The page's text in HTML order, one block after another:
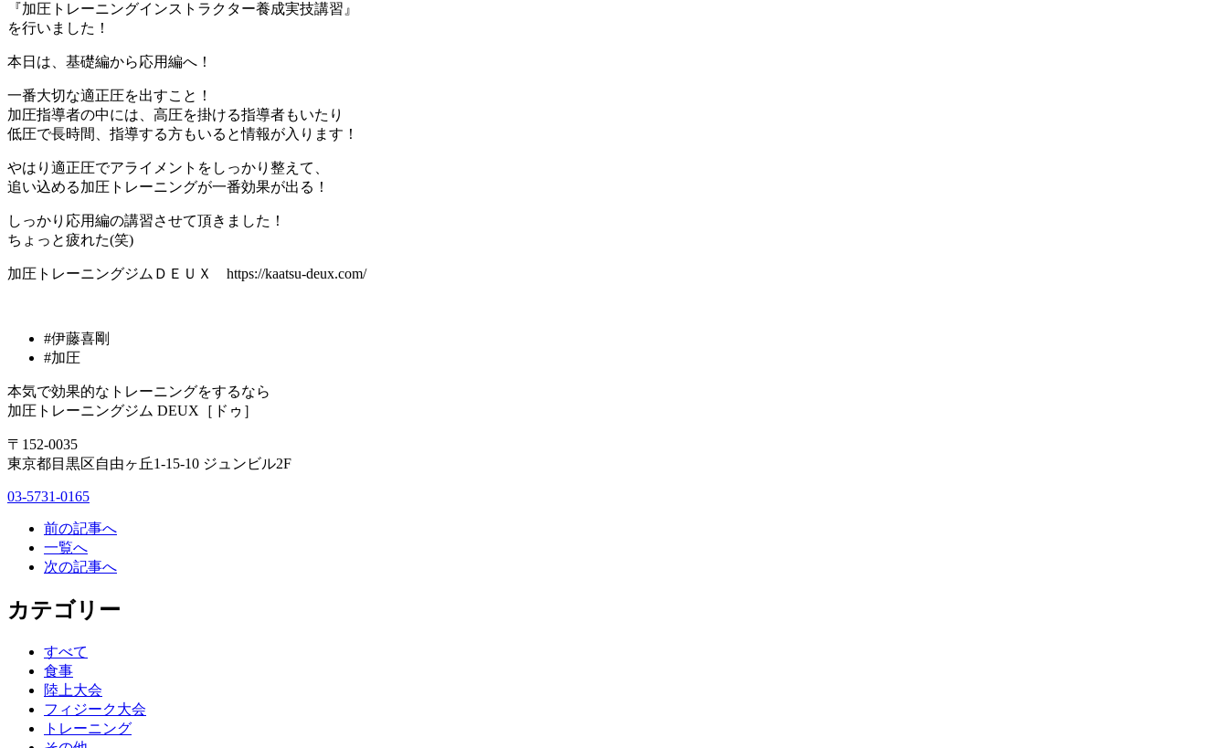
『加圧トレーニングインストラクター養成実技講習』
を行いました！
本日は、基礎編から応用編へ！
一番大切な適正圧を出すこと！
加圧指導者の中には、高圧を掛ける指導者もいたり
低圧で長時間、指導する方もいると情報が入ります！
やはり適正圧でアライメントをしっかり整えて、
追い込める加圧トレーニングが一番効果が出る！
しっかり応用編の講習させて頂きました！
ちょっと疲れた(笑)
加圧トレーニングジムＤＥＵＸ https://kaatsu-deux.com/
#伊藤喜剛
#加圧
本気で効果的なトレーニングをするなら
加圧トレーニングジム DEUX［ドゥ］
〒152-0035
東京都目黒区自由ヶ丘1-15-10 ジュンビル2F
03-5731-0165
前の記事へ
一覧へ
次の記事へ
カテゴリー
すべて
食事
陸上大会
フィジーク大会
トレーニング